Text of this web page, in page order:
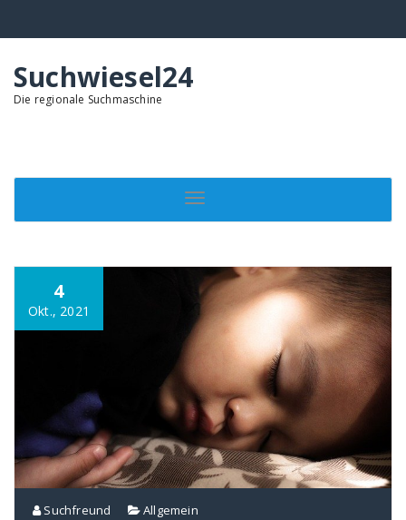
Suchwiesel24
Die regionale Suchmaschine
Toggle navigation
4
Okt., 2021
Suchfreund Allgemein